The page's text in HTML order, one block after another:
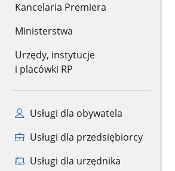
Kancelaria Premiera
Ministerstwa
Urzędy, instytucje
i placówki RP
Usługi dla obywatela
Usługi dla przedsiębiorcy
Usługi dla urzędnika